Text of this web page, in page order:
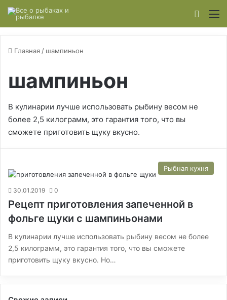
Главная / шампиньон
шампиньон
В кулинарии лучше использовать рыбину весом не
более 2,5 килограмм, это гарантия того, что вы
сможете приготовить щуку вкусно.
Рыбная кухня
30.01.2019 0
Рецепт приготовления запеченной в
фольге щуки с шампиньонами
В кулинарии лучше использовать рыбину весом не более
2,5 килограмм, это гарантия того, что вы сможете
приготовить щуку вкусно. Но…